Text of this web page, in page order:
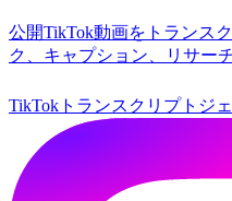
公開TikTok動画をトランス
ク、キャプション、リサー
TikTokトランスクリプトジ